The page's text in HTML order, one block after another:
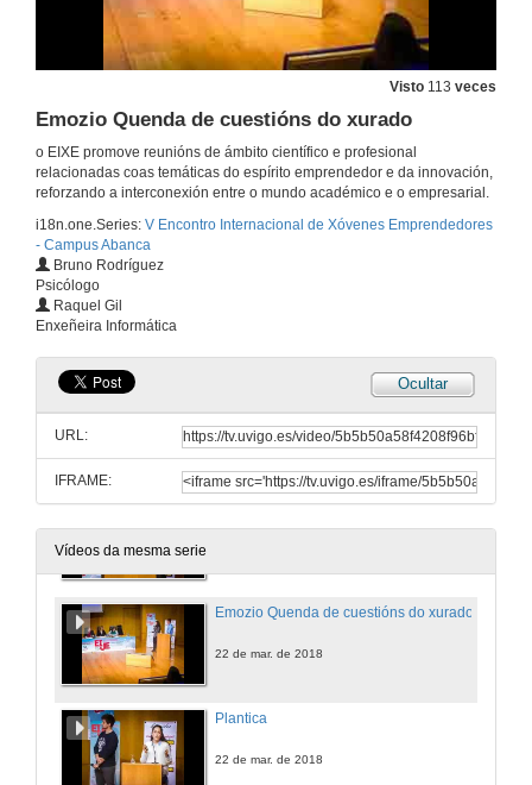
Visto 113 veces
Emozio Quenda de cuestións do xurado
o EIXE promove reunións de ámbito científico e profesional
relacionadas coas temáticas do espírito emprendedor e da innovación,
reforzando a interconexión entre o mundo académico e o empresarial.
i18n.one.Series: V Encontro Internacional de Xóvenes Emprendedores
- Campus Abanca
Bruno Rodríguez
Psicólogo
Raquel Gil
Enxeñeira Informática
Ocultar
URL:
IFRAME:
Vídeos da mesma serie
22 de mar. de 2018
22 de mar. de 2018
Eco 0 - Quenda de cuestións do xurado
22 de mar. de 2018
Invicta Magica - Quenda de cuestións do xurado
22 de mar. de 2018
Emozio
Emozio Quenda de cuestións do xurado
22 de mar. de 2018
Plantica
22 de mar. de 2018